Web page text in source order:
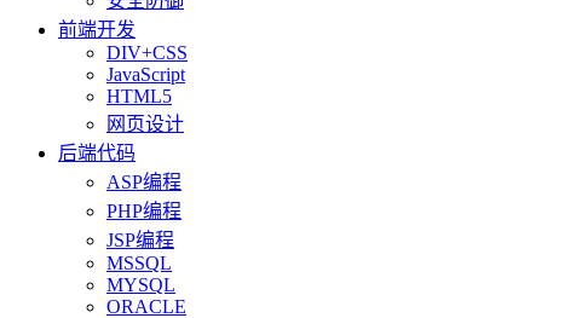
前端开发
DIV+CSS
JavaScript
HTML5
网页设计
后端代码
ASP编程
PHP编程
JSP编程
MSSQL
MYSQL
ORACLE